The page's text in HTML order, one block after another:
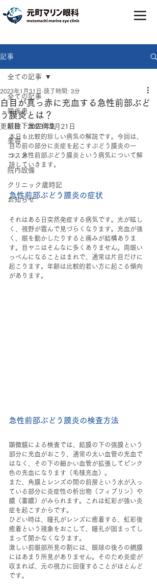
記事
全ての記事
眼疾患
眼瞼下垂症例集
美容
コスメ
院内設備
クリニック歳時記
お知らせ
全ての記事
白目が真っ赤に充血する急性前部ぶど
う膜炎とは？
2023年1月31日 読了時間: 3分
更新日：2023年2月21日
本日も比較的珍しい病気の解説です。今回は、
目の前の部分に炎症を起こすぶどう膜炎の一
つ、急性前部ぶどう膜炎という病気について解
説していきます。
急性前部ぶどう膜炎の症状
それはある日突然発症する病気です。光が眩し
く、視野が霞んで見づらくなります。充血が強
く、眼を動かしたりすると痛みが結構ありま
す。目ヤニはそんなに多くありません。両眼い
っぺんになることはまれで、通常は片目だけに
起こります。年齢は比較的若い方に起こる傾向
があります。
急性前部ぶどう膜炎の検査方法
顕微鏡による検査では、結膜の下の強膜という
部分に充血がおこり、通常の太い血管の充血で
はなく、その下の細かい血管が拡張してピンク
色の充血になります（毛様充血）。
また、角膜とレンズの間の前房という水が入っ
ている部分に炎症性の析出物（フィブリン）や
膿（蓄膿）がみられます。これは虹彩が強い炎
症を起こすからです。
ひどい時は、瞳孔がレンズに癒着する、虹彩後
癒着という現象をおこして、瞳孔が固まってし
まって開かなくなります。
激しい前眼部所見の割には、眼球の後ろの網膜
にはあまり所見がありません。そのため炎症が
収まれば、元の視力に回復することがほとんど
です。